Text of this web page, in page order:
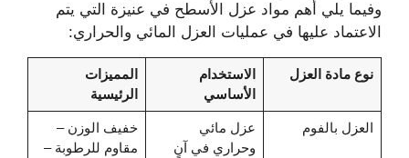
وفيما يلي أهم مواد عزل الأسطح في عنيزة التي يتم
الاعتماد عليها في عمليات العزل المائي والحراري:
نوع مادة العزل
الاستخدام
الأساسي
المميزات
الرئيسية
العزل بالفوم
عزل مائي
وحراري في آنٍ
خفيف الوزن –
مقاوم للرطوبة –